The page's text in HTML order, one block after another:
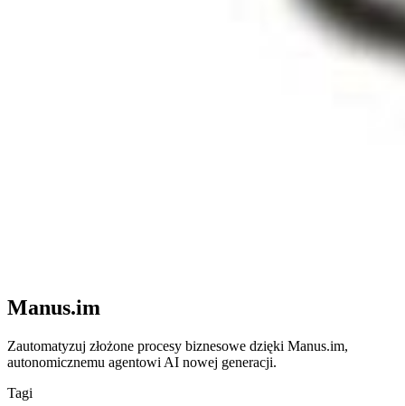
Manus.im
Zautomatyzuj złożone procesy biznesowe dzięki Manus.im,
autonomicznemu agentowi AI nowej generacji.
Tagi